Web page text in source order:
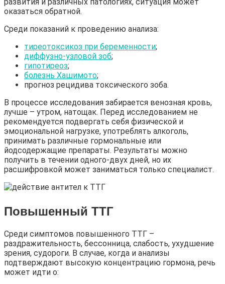
оказаться обратной.
Среди показаний к проведению анализа:
тиреотоксикоз при беременности;
диффузно-узловой зоб;
гипотиреоз;
болезнь Хашимото;
прогноз рецидива токсического зоба.
В процессе исследования забирается венозная кровь,
лучше – утром, натощак. Перед исследованием не
рекомендуется подвергать себя физической и
эмоциональной нагрузке, употреблять алкоголь,
принимать различные гормональные или
йодсодержащие препараты. Результаты можно
получить в течении одного-двух дней, но их
расшифровкой может заниматься только специалист.
Повышенный ТТГ
Среди симптомов повышенного ТТГ –
раздражительность, бессонница, слабость, ухудшение
зрения, судороги. В случае, когда и анализы
подтверждают высокую концентрацию гормона, речь
может идти о: